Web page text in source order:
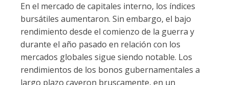
En el mercado de capitales interno, los índices
bursátiles aumentaron. Sin embargo, el bajo
rendimiento desde el comienzo de la guerra y
durante el año pasado en relación con los
mercados globales sigue siendo notable. Los
rendimientos de los bonos gubernamentales a
largo plazo cayeron bruscamente, en un